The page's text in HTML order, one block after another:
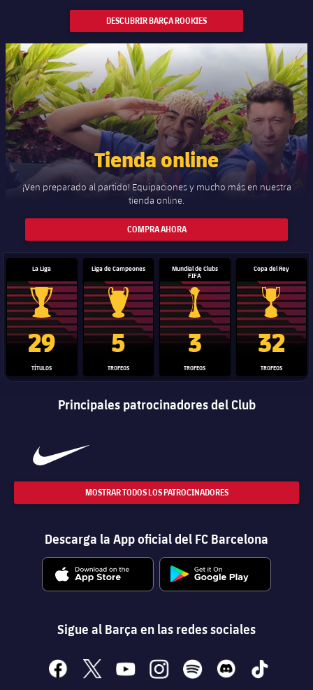
DESCUBRIR BARÇA ROOKIES
Tienda online
¡Ven preparado al partido! Equipaciones y mucho más en nuestra
tienda online.
COMPRA AHORA
La Liga
Trofeo de La Liga
29
TÍTULOS
Liga de Campeones
Trofeo de la Liga de Campeones
5
TROFEOS
Mundial de Clubs
FIFA
Trofeo del Mundial de
3
TROFEOS
Copa del Rey
Copa del
32
TROFEOS
Principales patrocinadores del Club
MOSTRAR TODOS LOS PATROCINADORES
Descarga la App oficial del FC Barcelona
Sigue al Barça en las redes sociales
facebook
x youtubeinstagramspotify discord tiktok